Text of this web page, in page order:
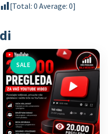
[Total: 0 Average: 0]
SALE